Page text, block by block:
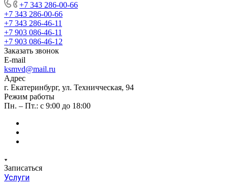
+7 343 286-00-66
+7 343 286-00-66
+7 343 286-46-11
+7 903 086-46-11
+7 903 086-46-12
Заказать звонок
E-mail
ksmvd@mail.ru
Адрес
г. Екатеринбург, ул. Техничческая, 94
Режим работы
Пн. – Пт.: с 9:00 до 18:00
Записаться
Услуги